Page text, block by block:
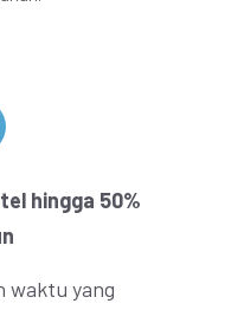
hingga 50%
waktu yang